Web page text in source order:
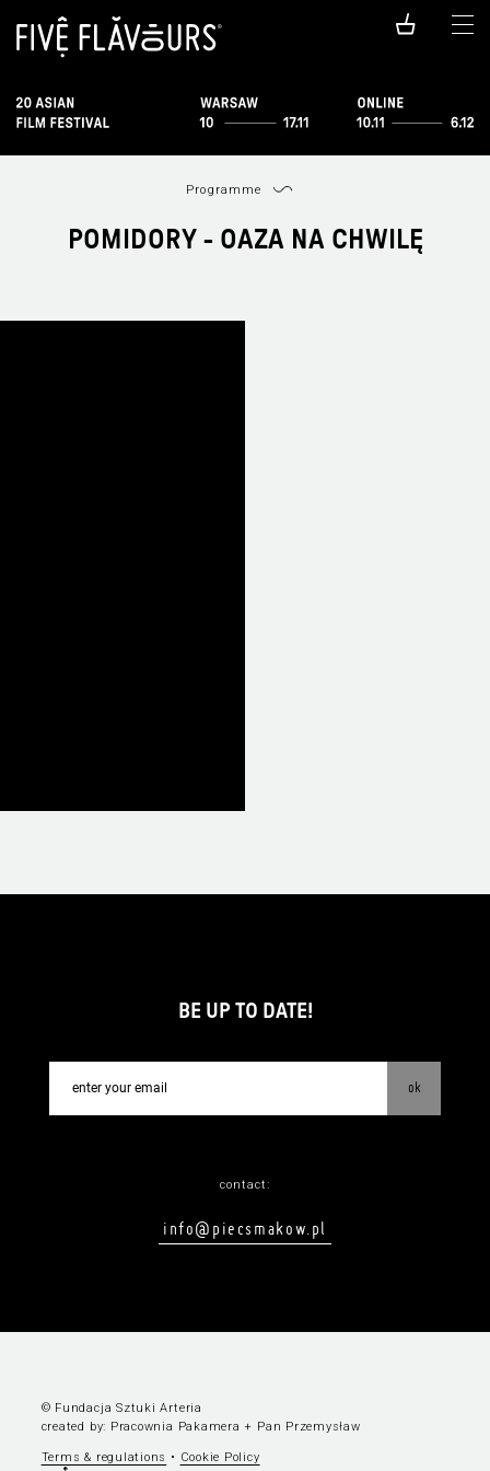
Programme
POMIDORY - OAZA NA CHWILĘ
BE UP TO DATE!
ok
contact:
info@piecsmakow.pl
© Fundacja Sztuki Arteria
created by: Pracownia Pakamera + Pan Przemysław
Terms & regulations • Cookie Policy